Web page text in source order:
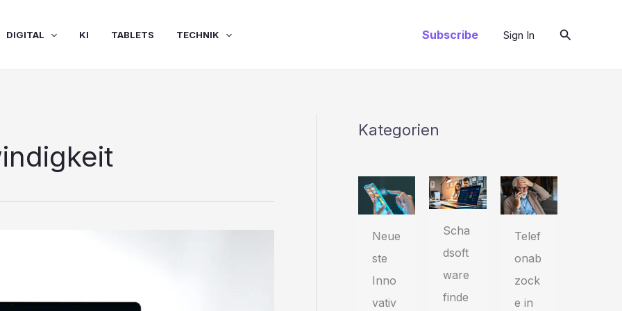
DIGITAL KI TABLETS TECHNIK Subscribe Sign In Suchen
Kategorien
Neue
ste
Inno
vativ
Scha
dsoft
ware
finde
Telef
onab
zock
e in